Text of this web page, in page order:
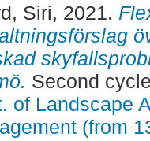
Siri, 2021.
Second
of Landscape
(from